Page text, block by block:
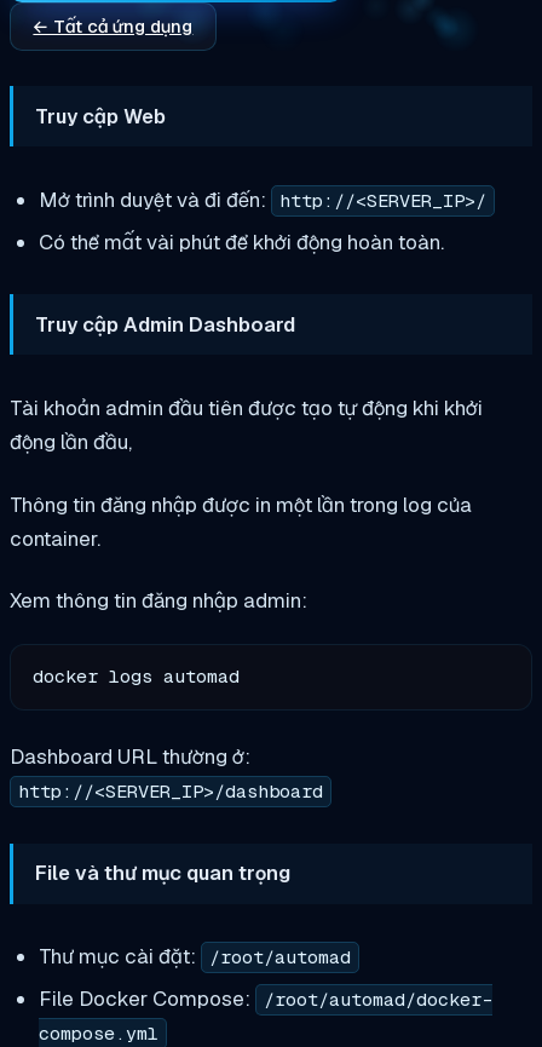
← Tất cả ứng dụng
Truy cập Web
Mở trình duyệt và đi đến: http://<SERVER_IP>/
Có thể mất vài phút để khởi động hoàn toàn.
Truy cập Admin Dashboard
Tài khoản admin đầu tiên được tạo tự động khi khởi
động lần đầu,
Thông tin đăng nhập được in một lần trong log của
container.
Xem thông tin đăng nhập admin:
Dashboard URL thường ở:
http://<SERVER_IP>/dashboard
File và thư mục quan trọng
Thư mục cài đặt: /root/automad
File Docker Compose:
/root/automad/docker-
compose.yml